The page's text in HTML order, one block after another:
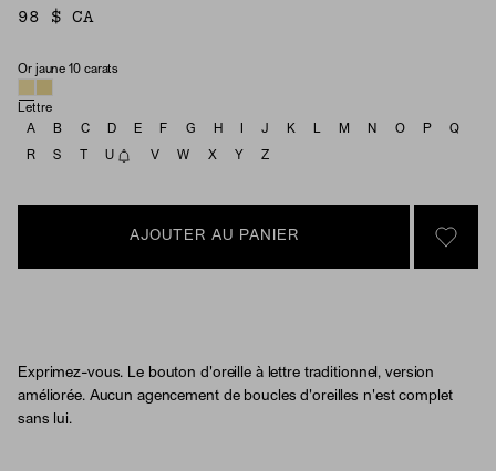
98 $ CA
Matériau
Or jaune 10 carats
Lettre
A
B C D E F G H J K L M N O P Q
R S U V W X Y Z
AJOUTER AU PANIER
SIGN
Exprimez-vous. Le bouton d'oreille à lettre traditionnel, version
améliorée. Aucun agencement de boucles d'oreilles n'est complet
sans lui.